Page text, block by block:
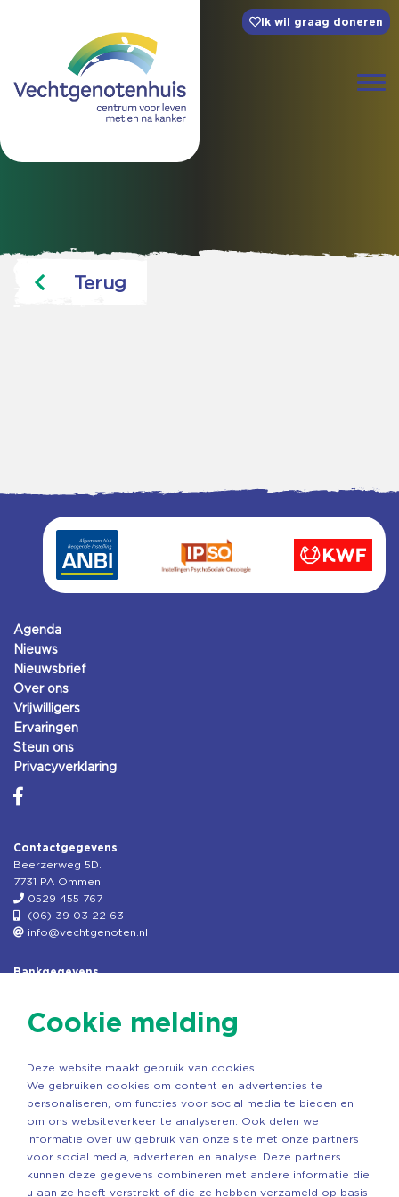
Ik wil graag doneren
Terug
Agenda
Nieuws
Nieuwsbrief
Over ons
Vrijwilligers
Ervaringen
Steun ons
Privacyverklaring
Contactgegevens
Beerzerweg 5D.
7731 PA Ommen
0529 455 767
(06) 39 03 22 63
info@vechtgenoten.nl
Bankgegevens
Rek.nr: NL85RABO0127579230
Copyright ©2026 Vechtgenoten
Cookie melding
Deze website maakt gebruik van cookies.
We gebruiken cookies om content en advertenties te
personaliseren, om functies voor social media te bieden en
om ons websiteverkeer te analyseren. Ook delen we
informatie over uw gebruik van onze site met onze partners
voor social media, adverteren en analyse. Deze partners
kunnen deze gegevens combineren met andere informatie die
u aan ze heeft verstrekt of die ze hebben verzameld op basis